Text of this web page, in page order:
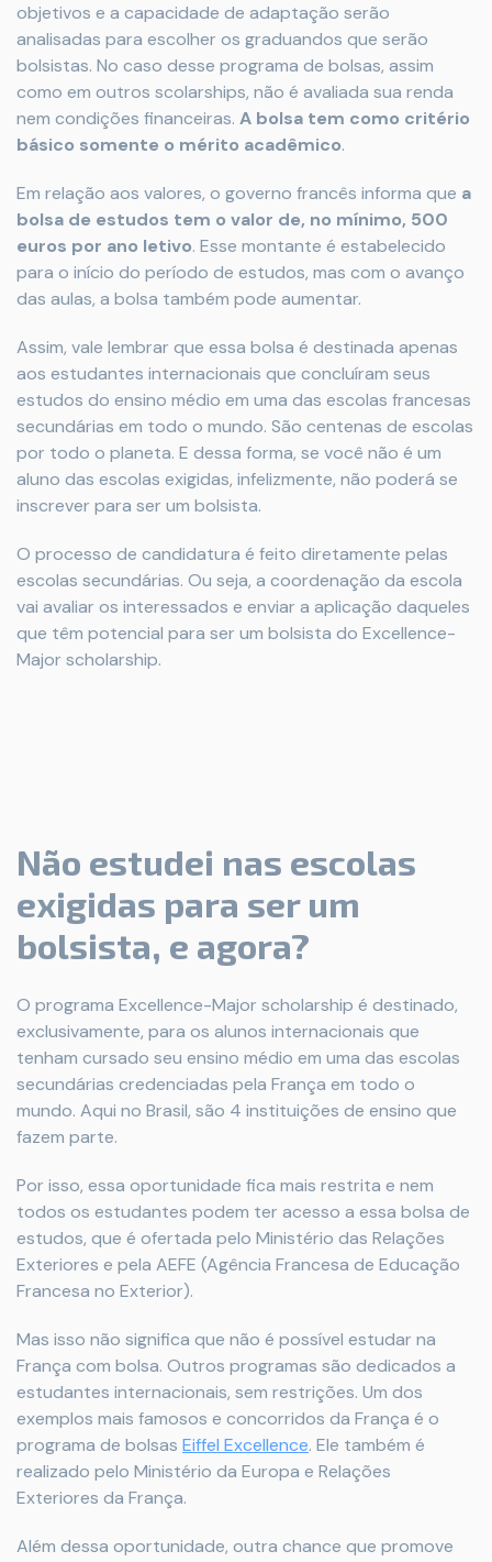
objetivos e a capacidade de adaptação serão
analisadas para escolher os graduandos que serão
bolsistas. No caso desse programa de bolsas, assim
como em outros scolarships, não é avaliada sua renda
nem condições financeiras. A bolsa tem como critério
básico somente o mérito acadêmico.
Em relação aos valores, o governo francês informa que a
bolsa de estudos tem o valor de, no mínimo, 500
euros por ano letivo. Esse montante é estabelecido
para o início do período de estudos, mas com o avanço
das aulas, a bolsa também pode aumentar.
Assim, vale lembrar que essa bolsa é destinada apenas
aos estudantes internacionais que concluíram seus
estudos do ensino médio em uma das escolas francesas
secundárias em todo o mundo. São centenas de escolas
por todo o planeta. E dessa forma, se você não é um
aluno das escolas exigidas, infelizmente, não poderá se
inscrever para ser um bolsista.
O processo de candidatura é feito diretamente pelas
escolas secundárias. Ou seja, a coordenação da escola
vai avaliar os interessados e enviar a aplicação daqueles
que têm potencial para ser um bolsista do Excellence-
Major scholarship.
Não estudei nas escolas
exigidas para ser um
bolsista, e agora?
O programa Excellence-Major scholarship é destinado,
exclusivamente, para os alunos internacionais que
tenham cursado seu ensino médio em uma das escolas
secundárias credenciadas pela França em todo o
mundo. Aqui no Brasil, são 4 instituições de ensino que
fazem parte.
Por isso, essa oportunidade fica mais restrita e nem
todos os estudantes podem ter acesso a essa bolsa de
estudos, que é ofertada pelo Ministério das Relações
Exteriores e pela AEFE (Agência Francesa de Educação
Francesa no Exterior).
Mas isso não significa que não é possível estudar na
França com bolsa. Outros programas são dedicados a
estudantes internacionais, sem restrições. Um dos
exemplos mais famosos e concorridos da França é o
programa de bolsas Eiffel Excellence. Ele também é
realizado pelo Ministério da Europa e Relações
Exteriores da França.
Além dessa oportunidade, outra chance que promove